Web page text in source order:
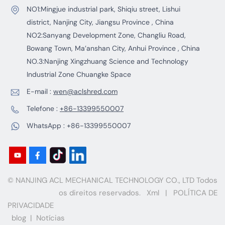
para a redução de
materiais pesados.
Utiliza dois eixos
paralelos equipados
com lâminas
(cortadores) que
giram lenta e
rasgar, cortar e
esmagar materiais
pedaços menores e
manusear. Este
triturador de eixo
de 700 a 900 kg de
latas de alumínio
usadas por hora.
para trabalhos
pesados,
oferecendo
resistência,
durabilidade e
eficiência. Processa
resíduos volumosos
capacidade para
NO1:Mingjue industrial park, Shiqiu street, Lishui
district, Nanjing City, Jiangsu Province , China
NO2:Sanyang Development Zone, Changliu Road,
Bowang Town, Ma’anshan City, Anhui Province , China
NO.3:Nanjing Xingzhuang Science and Technology
Industrial Zone Chuangke Space
E-mail : wen@aclshred.com
Telefone : +86-13399550007
WhatsApp : +86-13399550007
© NANJING ACL MECHANICAL TECHNOLOGY CO., LTD Todos
os direitos reservados.
Xml |
POLÍTICA DE
PRIVACIDADE
blog | Notícias